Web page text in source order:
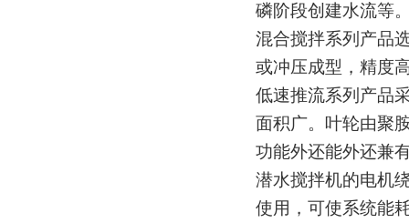
磷阶段创建水流等
混合搅拌系列产品
或冲压成型，精度
低速推流系列产品
面积广。叶轮由聚
功能外还能外还兼
潜水搅拌机的电机
使用，可使系统能